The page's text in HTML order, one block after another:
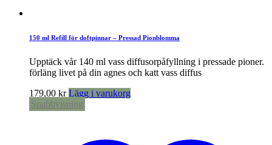
150 ml Refill för doftpinnar – Pressad Pionblomma
Upptäck vår 140 ml vass diffusorpåfyllning i pressade pioner.
förläng livet på din agnes och katt vass diffus
179,00 kr Lägg i varukorg
Snabbvisning